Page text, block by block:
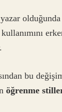
bu
öğrenme